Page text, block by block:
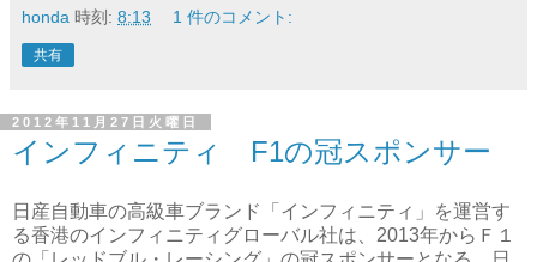
honda 時刻: 8:13 1 件のコメント:
共有
2012年11月27日火曜日
インフィニティ F1の冠スポンサー
日産自動車の高級車ブランド「インフィニティ」を運営す
る香港のインフィニティグローバル社は、2013年からＦ１